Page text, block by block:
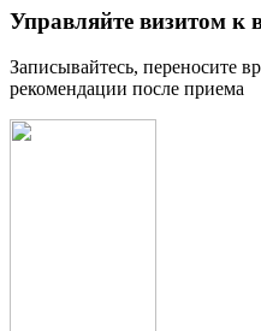
Управляйте визитом к
Записывайтесь, переносите
рекомендации после приема